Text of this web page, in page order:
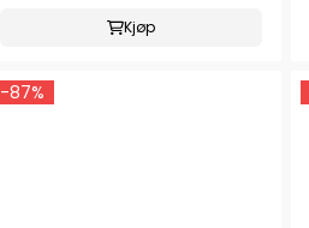
Kjøp
-87%